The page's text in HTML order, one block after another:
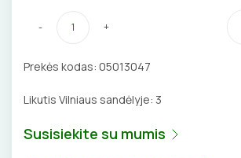
VENTILIATORIAI
BATERIJOS
EL. SKAMBUČIAI
ŽAIBOSAUGA IR ĮŽEMINIMAS
- +
Prekės kodas: 05013047
Likutis Vilniaus sandėlyje: 3
Susisiekite su mumis